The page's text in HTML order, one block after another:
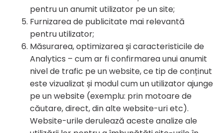
pentru un anumit utilizator pe un site;
Furnizarea de publicitate mai relevantă
pentru utilizator;
Măsurarea, optimizarea și caracteristicile de
Analytics – cum ar fi confirmarea unui anumit
nivel de trafic pe un website, ce tip de conținut
este vizualizat și modul cum un utilizator ajunge
pe un website (exemplu: prin motoare de
căutare, direct, din alte website-uri etc).
Website-urile derulează aceste analize ale